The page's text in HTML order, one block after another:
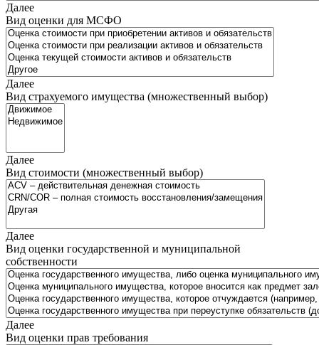
Далее
Вид оценки для МСФО
Далее
Вид страхуемого имущества (множественный выбор)
Далее
Вид стоимости (множественный выбор)
Далее
Вид оценки государственной и муниципальной
собственности
Далее
Вид оценки прав требования